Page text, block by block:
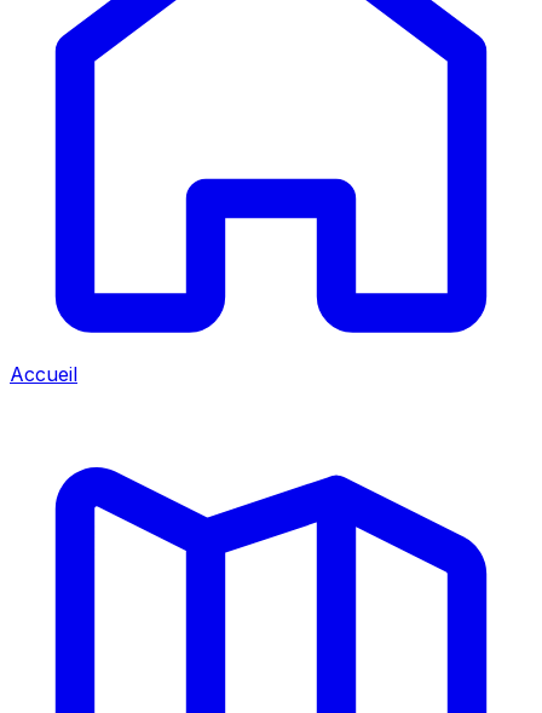
Accueil